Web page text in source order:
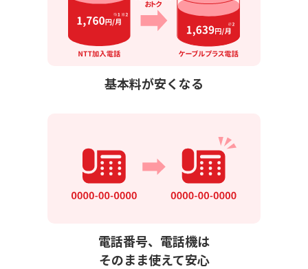
基本料が安くなる
電話番号、電話機は
そのまま使えて安心